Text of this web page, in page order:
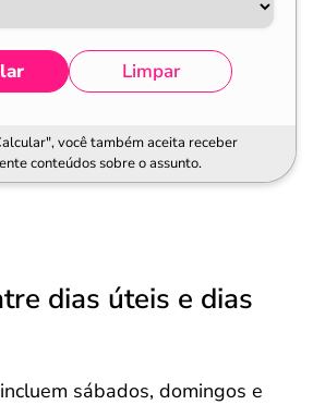
Limpar
você também aceita receber
conteúdos sobre o assunto.
dias úteis e dias
sábados, domingos e